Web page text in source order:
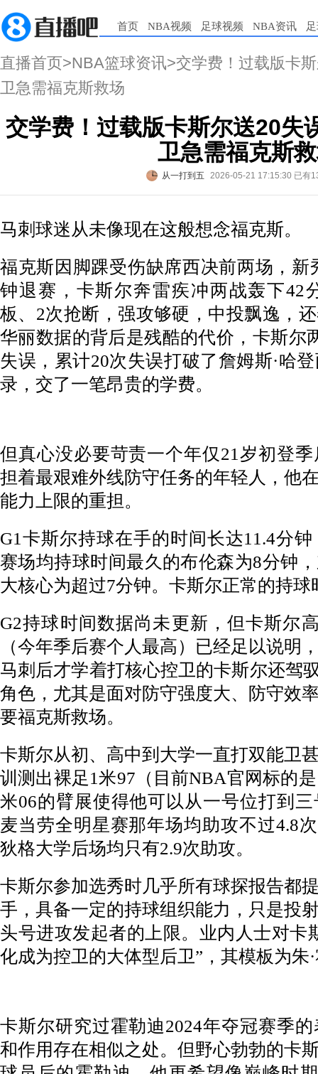
首页 NBA视频 足球视频 NBA资讯
直播首页>NBA篮球资讯>交学费！过载版卡
卫急需福克斯救场
交学费！过载版卡斯尔送20失
卫急需福克斯
从一打到五 2026-05-21 17:15:30 已有
马刺球迷从未像现在这般想念福克斯。
福克斯因脚踝受伤缺席西决前两场，新
钟退赛，卡斯尔奔雷疾冲两战轰下42
板、2次抢断，强攻够硬，中投飘逸，
华丽数据的背后是残酷的代价，卡斯尔
失误，累计20次失误打破了詹姆斯·哈
录，交了一笔昂贵的学费。
但真心没必要苛责一个年仅21岁初登
担着最艰难外线防守任务的年轻人，他
能力上限的重担。
G1卡斯尔持球在手的时间长达11.4分
赛场均持球时间最久的布伦森为8分钟
大核心为超过7分钟。卡斯尔正常的持球
G2持球时间数据尚未更新，但卡斯尔
（今年季后赛个人最高）已经足以说明
马刺后才学着打核心控卫的卡斯尔还驾
角色，尤其是面对防守强度大、防守效
要福克斯救场。
卡斯尔从初、高中到大学一直打双能卫
训测出裸足1米97（目前NBA官网标的
米06的臂展使得他可以从一号位打到
麦当劳全明星赛那年场均助攻不过4.8
狄格大学后场均只有2.9次助攻。
卡斯尔参加选秀时几乎所有球探报告都
手，具备一定的持球组织能力，只是投
头号进攻发起者的上限。业内人士对卡
化成为控卫的大体型后卫”，其模板为朱
卡斯尔研究过霍勒迪2024年夺冠赛季
和作用存在相似之处。但野心勃勃的卡